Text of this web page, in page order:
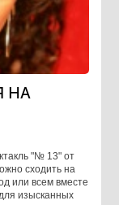
НА
"№ 13" от
сходить на
или всем вместе
изысканных